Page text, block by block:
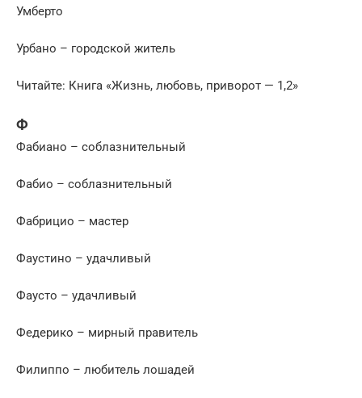
Умберто
Урбано – городской житель
Читайте: Книга «Жизнь, любовь, приворот — 1,2»
Ф
Фабиано – соблазнительный
Фабио – соблазнительный
Фабрицио – мастер
Фаустино – удачливый
Фаусто – удачливый
Федерико – мирный правитель
Филиппо – любитель лошадей